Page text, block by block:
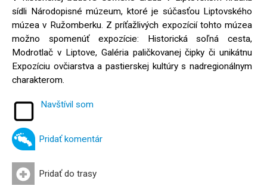
sídli Národopisné múzeum, ktoré je súčasťou Liptovského
múzea v Ružomberku. Z príťažlivých expozícií tohto múzea
možno spomenúť expozície: Historická soľná cesta,
Modrotlač v Liptove, Galéria paličkovanej čipky či unikátnu
Expozíciu ovčiarstva a pastierskej kultúry s nadregionálnym
charakterom.
Navštívil som
Pridať komentár
Pridať do trasy